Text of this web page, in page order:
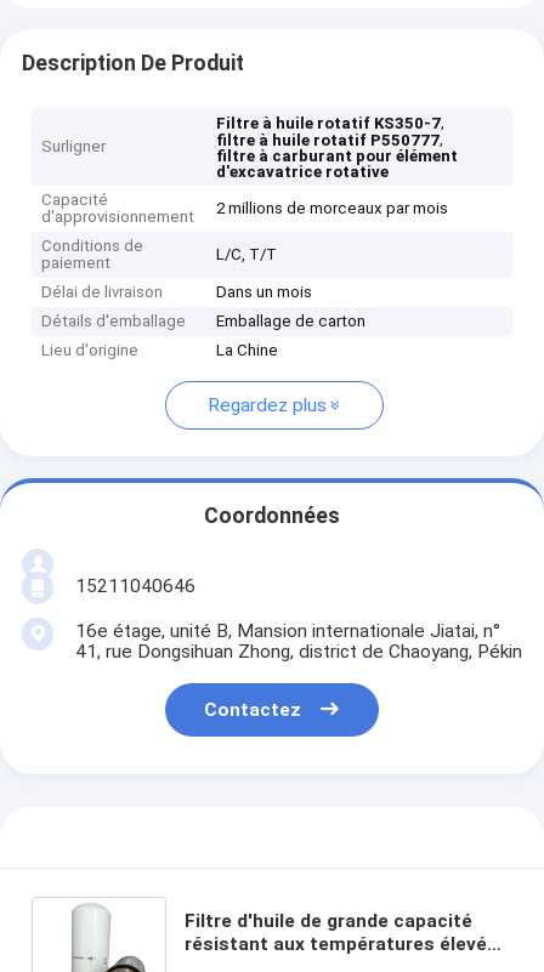
Description De Produit
Surligner
Filtre à huile rotatif KS350-7,
filtre à huile rotatif P550777,
filtre à carburant pour élément
d'excavatrice rotative
Capacité
d'approvisionnement
2 millions de morceaux par mois
Conditions de
paiement
L/C, T/T
Délai de livraison
Dans un mois
Détails d'emballage
Emballage de carton
Lieu d'origine
La Chine
Regardez plus
Coordonnées
15211040646
16e étage, unité B, Mansion internationale Jiatai, n°
41, rue Dongsihuan Zhong, district de Chaoyang, Pékin
Contactez
Filtre d'huile de grande capacité
résistant aux températures élevées